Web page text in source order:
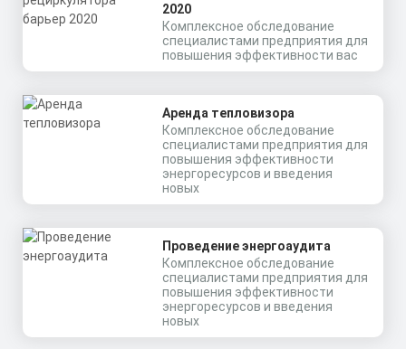
2020
Комплексное обследование
специалистами предприятия для
повышения эффективности вас
Аренда тепловизора
Комплексное обследование
специалистами предприятия для
повышения эффективности
энергоресурсов и введения
новых
Проведение энергоаудита
Комплексное обследование
специалистами предприятия для
повышения эффективности
энергоресурсов и введения
новых